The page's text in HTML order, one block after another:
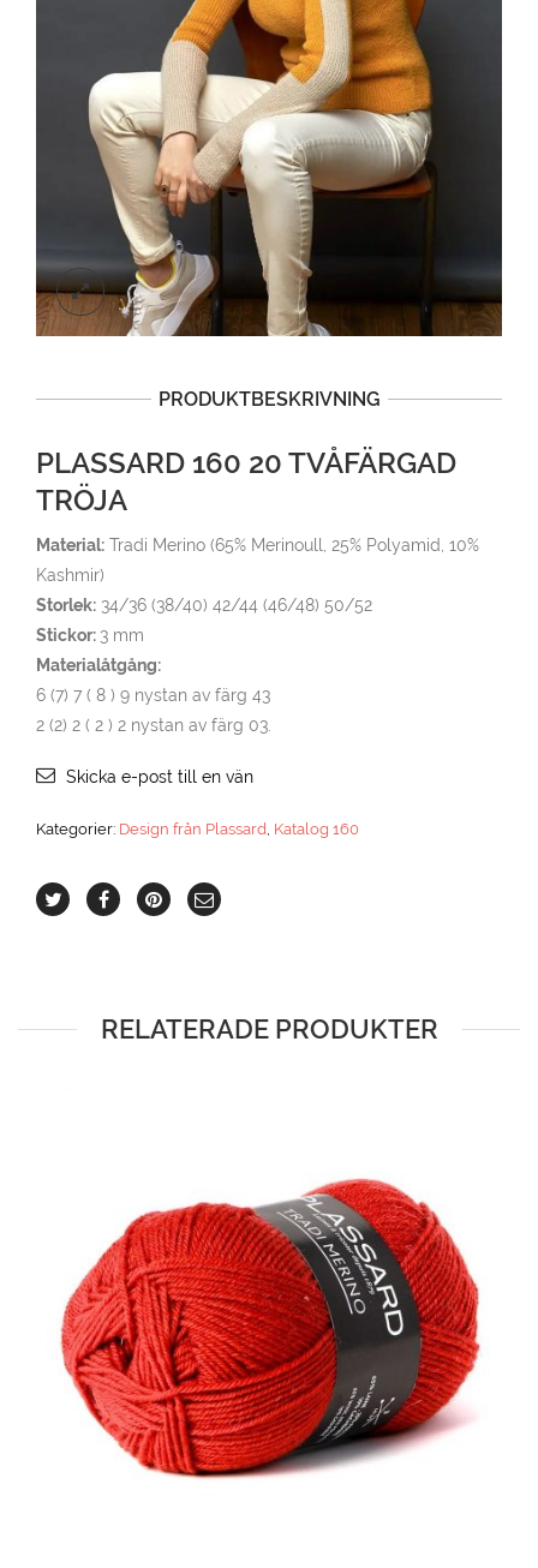
PRODUKTBESKRIVNING
PLASSARD 160 20 TVÅFÄRGAD
TRÖJA
Material: Tradi Merino (65% Merinoull, 25% Polyamid, 10%
Kashmir)
Storlek: 34/36 (38/40) 42/44 (46/48) 50/52
Stickor: 3 mm
Materialåtgång:
6 (7) 7 ( 8 ) 9 nystan av färg 43
2 (2) 2 ( 2 ) 2 nystan av färg 03.
Skicka e-post till en vän
Kategorier: Design från Plassard Katalog 160
RELATERADE PRODUKTER